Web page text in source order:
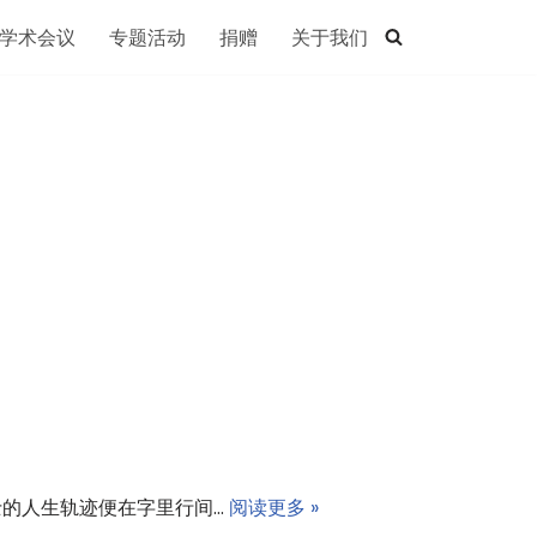
学术会议 专题活动 捐赠 关于我们
人生轨迹便在字里行间… 阅读更多 »